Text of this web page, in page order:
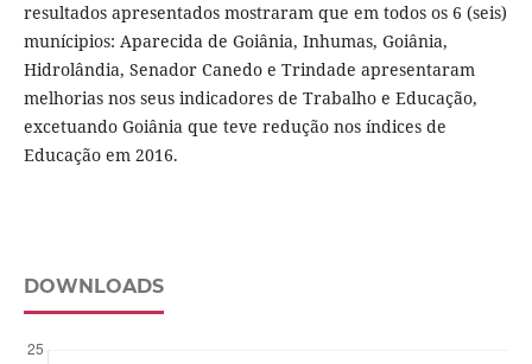
resultados apresentados mostraram que em todos os 6 (seis)
munícipios: Aparecida de Goiânia, Inhumas, Goiânia,
Hidrolândia, Senador Canedo e Trindade apresentaram
melhorias nos seus indicadores de Trabalho e Educação,
excetuando Goiânia que teve redução nos índices de
Educação em 2016.
DOWNLOADS